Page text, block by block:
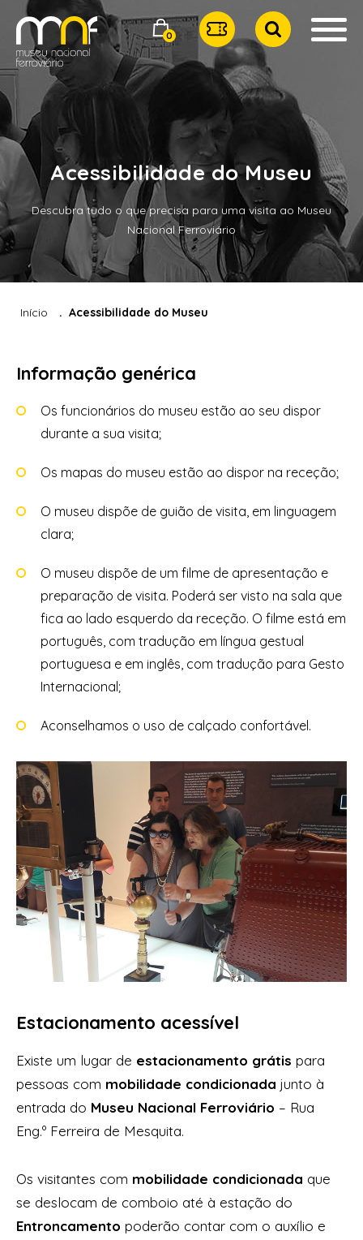
0
Acessibilidade do Museu
Descubra tudo o que precisa para uma visita ao Museu
Nacional Ferroviário
Início Acessibilidade do Museu
Informação genérica
Os funcionários do museu estão ao seu dispor
durante a sua visita;
Os mapas do museu estão ao dispor na receção;
O museu dispõe de guião de visita, em linguagem
clara;
O museu dispõe de um filme de apresentação e
preparação de visita. Poderá ser visto na sala que
fica ao lado esquerdo da receção. O filme está em
português, com tradução em língua gestual
portuguesa e em inglês, com tradução para Gesto
Internacional;
Aconselhamos o uso de calçado confortável.
Estacionamento acessível
Existe um lugar de estacionamento grátis para
pessoas com mobilidade condicionada junto à
entrada do Museu Nacional Ferroviário – Rua
Eng.º Ferreira de Mesquita.
Os visitantes com mobilidade condicionada que
se deslocam de comboio até à estação do
Entroncamento poderão contar com o auxílio e